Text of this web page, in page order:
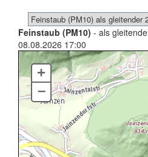
Feinstaub (PM10) - als
08.08.2026 17:00
+
–